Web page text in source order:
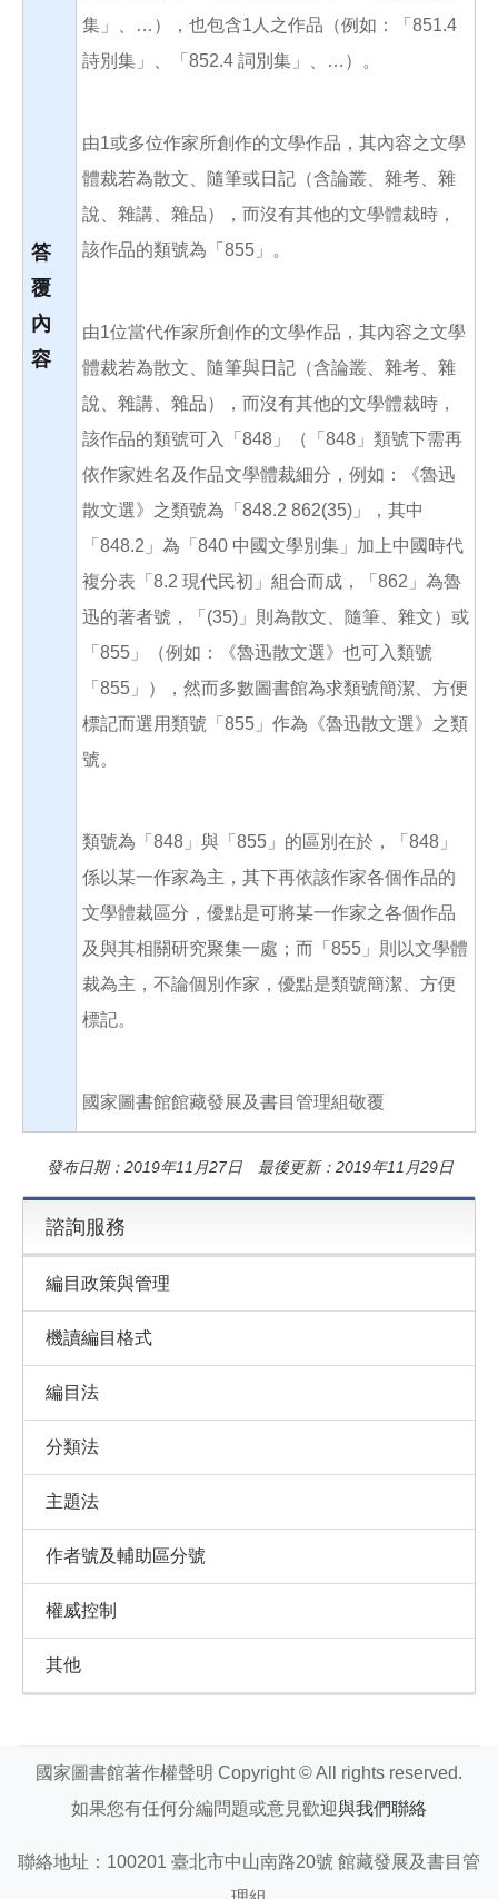
答
覆
內
容
集」、…），也包含1人之作品（例如：「851.4
詩別集」、「852.4 詞別集」、…）。
由1或多位作家所創作的文學作品，其內容之文學
體裁若為散文、隨筆或日記（含論叢、雜考、雜
說、雜講、雜品），而沒有其他的文學體裁時，
該作品的類號為「855」。
由1位當代作家所創作的文學作品，其內容之文學
體裁若為散文、隨筆與日記（含論叢、雜考、雜
說、雜講、雜品），而沒有其他的文學體裁時，
該作品的類號可入「848」（「848」類號下需再
依作家姓名及作品文學體裁細分，例如：《魯迅
散文選》之類號為「848.2 862(35)」，其中
「848.2」為「840 中國文學別集」加上中國時代
複分表「8.2 現代民初」組合而成，「862」為魯
迅的著者號，「(35)」則為散文、隨筆、雜文）或
「855」（例如：《魯迅散文選》也可入類號
「855」），然而多數圖書館為求類號簡潔、方便
標記而選用類號「855」作為《魯迅散文選》之類
號。
類號為「848」與「855」的區別在於，「848」
係以某一作家為主，其下再依該作家各個作品的
文學體裁區分，優點是可將某一作家之各個作品
及與其相關研究聚集一處；而「855」則以文學體
裁為主，不論個別作家，優點是類號簡潔、方便
標記。
國家圖書館館藏發展及書目管理組敬覆
發布日期：2019年11月27日 最後更新：2019年11月29日
諮詢服務
編目政策與管理
機讀編目格式
編目法
分類法
主題法
作者號及輔助區分號
權威控制
其他
國家圖書館著作權聲明 Copyright © All rights reserved.
如果您有任何分編問題或意見歡迎與我們聯絡
聯絡地址：100201 臺北市中山南路20號 館藏發展及書目管